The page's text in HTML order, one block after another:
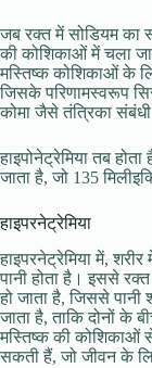
जब रक्त में सोडियम का
की कोशिकाओं में चला
मस्तिष्क कोशिकाओं के
जिसके परिणामस्वरूप
कोमा जैसे तंत्रिका
हाइपोनेट्रेमिया तब
जाता है, जो 135
हाइपरनेट्रेमिया
हाइपरनेट्रेमिया में,
पानी होता है। इससे
हो जाता है, जिससे
जाता है, ताकि दोनों के
मस्तिष्क की कोशिकाओं
सकती हैं, जो जीवन के